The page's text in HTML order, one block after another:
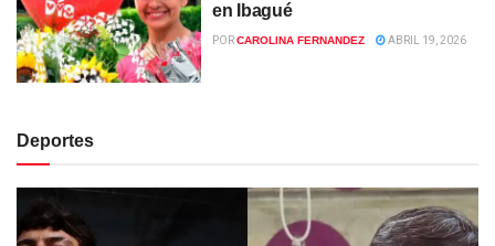
en Ibagué
PORCAROLINA FERNANDEZ ABRIL 19, 2026
Deportes